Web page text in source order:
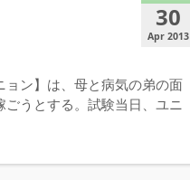
30
Apr 2013
ン】は、母と病気の弟の面
うとする。試験当日、ユニ